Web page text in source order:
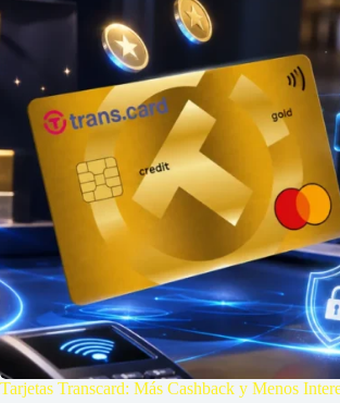
Tarjetas Transcard: Más Cashback y Menos